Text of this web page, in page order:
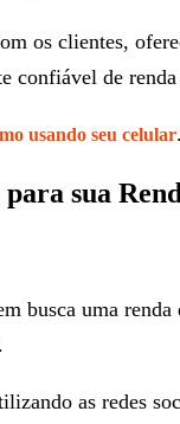
os clientes,
confiável de
usando seu celular.
sua
busca uma
as redes